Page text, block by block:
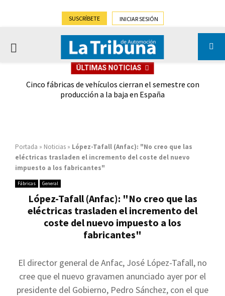
SUSCRÍBETE INICIAR SESIÓN
PRIMARY
ÚLTIMAS NOTICIAS
Cinco fábricas de vehículos cierran el semestre con
producción a la baja en España
Portada » Noticias » López-Tafall (Anfac): "No creo que las
eléctricas trasladen el incremento del coste del nuevo
impuesto a los fabricantes"
Fábricas General
López-Tafall (Anfac): "No creo que las
eléctricas trasladen el incremento del
coste del nuevo impuesto a los
fabricantes"
El director general de Anfac, José López-Tafall, no
cree que el nuevo gravamen anunciado ayer por el
presidente del Gobierno, Pedro Sánchez, con el que